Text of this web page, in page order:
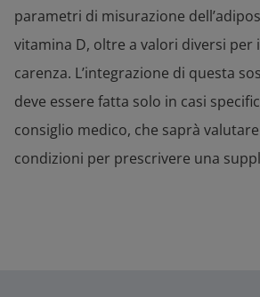
parametri di misurazione
vitamina D, oltre a valori diversi per
carenza. L’integrazione di questa
deve essere fatta solo in casi
consiglio medico, che saprà
condizioni per prescrivere una